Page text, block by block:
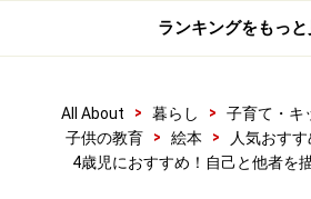
ランキングをもっと
All About > 暮らし > 子育て・キ
子供の教育
> 絵本 > 人気おす
4歳児におすすめ！自己と他者を